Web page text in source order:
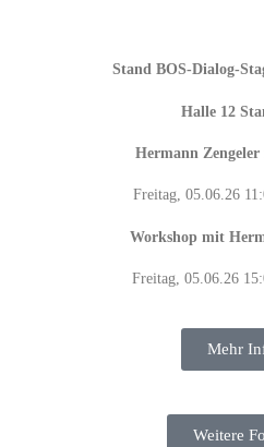
Stand BOS-Dialog-
Halle 12
Hermann
Freitag, 05.06.26
Workshop mit
Freitag, 05.06.26
Mehr
Weitere